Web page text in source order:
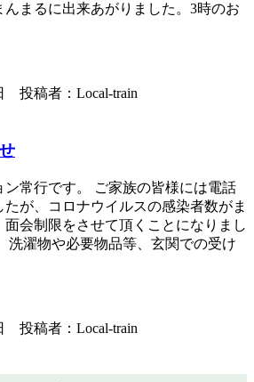
まるに出来あがりました。3時のお
投稿者：Local-train
ン常行です。 ご家族の皆様には電話
が、コロナウイルスの感染者数がま
会制限をさせて頂くことになりまし
洗濯物や必要物品等、玄関での受け
投稿者：Local-train